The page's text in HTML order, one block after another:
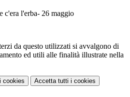
da questo utilizzati si avvalgono di
ed utili alle finalità illustrate nella
i cookies Accetta tutti i cookies